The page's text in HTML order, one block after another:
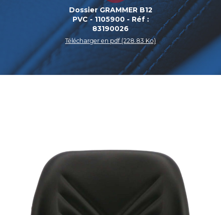
Dossier GRAMMER B12
PVC - 1105900 - Réf :
83190026
Télécharger en pdf (228.83 Ko)